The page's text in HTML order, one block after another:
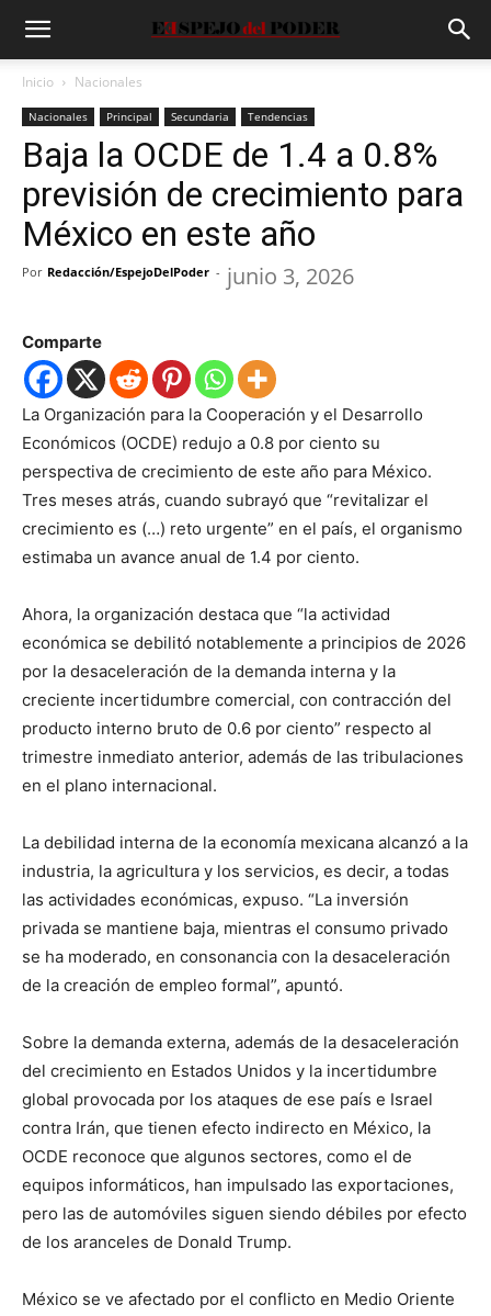
Inicio Nacionales
Nacionales Principal Secundaria Tendencias
Baja la OCDE de 1.4 a 0.8%
previsión de crecimiento para
México en este año
Por Redacción/EspejoDelPoder - junio 3, 2026
Comparte
La Organización para la Cooperación y el Desarrollo
Económicos (OCDE) redujo a 0.8 por ciento su
perspectiva de crecimiento de este año para México.
Tres meses atrás, cuando subrayó que “revitalizar el
crecimiento es (…) reto urgente” en el país, el organismo
estimaba un avance anual de 1.4 por ciento.
Ahora, la organización destaca que “la actividad
económica se debilitó notablemente a principios de 2026
por la desaceleración de la demanda interna y la
creciente incertidumbre comercial, con contracción del
producto interno bruto de 0.6 por ciento” respecto al
trimestre inmediato anterior, además de las tribulaciones
en el plano internacional.
La debilidad interna de la economía mexicana alcanzó a la
industria, la agricultura y los servicios, es decir, a todas
las actividades económicas, expuso. “La inversión
privada se mantiene baja, mientras el consumo privado
se ha moderado, en consonancia con la desaceleración
de la creación de empleo formal”, apuntó.
Sobre la demanda externa, además de la desaceleración
del crecimiento en Estados Unidos y la incertidumbre
global provocada por los ataques de ese país e Israel
contra Irán, que tienen efecto indirecto en México, la
OCDE reconoce que algunos sectores, como el de
equipos informáticos, han impulsado las exportaciones,
pero las de automóviles siguen siendo débiles por efecto
de los aranceles de Donald Trump.
México se ve afectado por el conflicto en Medio Oriente